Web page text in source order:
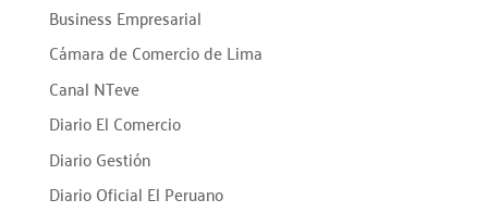
Business Empresarial
Cámara de Comercio de Lima
Canal NTeve
Diario El Comercio
Diario Gestión
Diario Oficial El Peruano